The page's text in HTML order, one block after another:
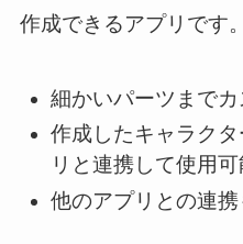
作成できるアプリです。
細かいパーツまで
作成したキャラク
リと連携して使用
他のアプリとの連